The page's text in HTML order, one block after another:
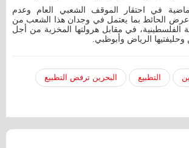
ماضية في احتقار الموقف الشعبي العام وعدم
عرض الحائط بما يعتمل في وجدان هذا الشعب من
الفلسطينية، في مقابل هرولتها المخزية من أجل
الرياض وأبوظبي.
التطبيع البحرين ترفض التطبيع